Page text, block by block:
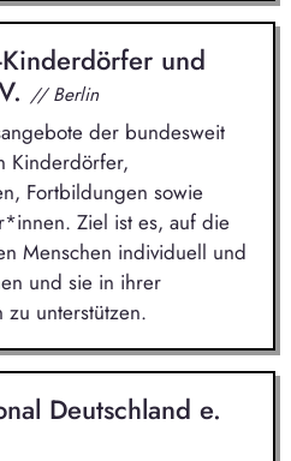
und
// Berlin
der bundesweit
Kinderdörfer,
Fortbildungen sowie
Ziel ist es, auf die
Menschen individuell und
und sie in ihrer
zu unterstützen.
Deutschland e.